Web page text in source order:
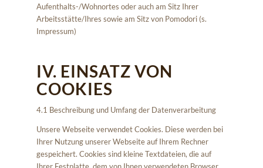
Aufenthalts-/Wohnortes oder auch am Sitz Ihrer
Arbeitsstätte/Ihres sowie am Sitz von Pomodori (s.
Impressum)
IV. EINSATZ VON
COOKIES
4.1 Beschreibung und Umfang der Datenverarbeitung
Unsere Webseite verwendet Cookies. Diese werden bei
Ihrer Nutzung unserer Webseite auf Ihrem Rechner
gespeichert. Cookies sind kleine Textdateien, die auf
Ihrer Festplatte, dem von Ihnen verwendeten Browser